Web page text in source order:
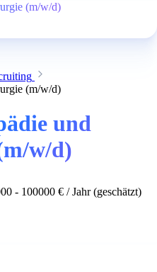
(m/w/d)
(m/w/d)
und
w/d)
- 100000 € / Jahr (geschätzt)